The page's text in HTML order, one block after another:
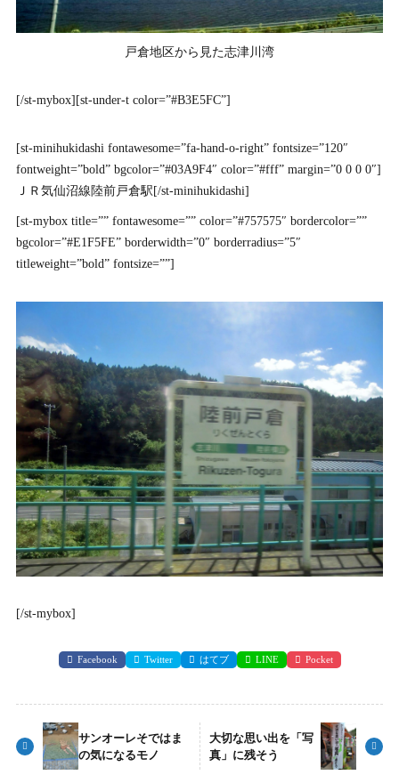
戸倉地区から見た志津川湾
[/st-mybox][st-under-t color=”#B3E5FC”]
[st-minihukidashi fontawesome=”fa-hand-o-right” fontsize=”120″
fontweight=”bold” bgcolor=”#03A9F4″ color=”#fff” margin=”0 0 0 0″]
ＪＲ気仙沼線陸前戸倉駅[/st-minihukidashi]
[st-mybox title=”” fontawesome=”” color=”#757575″ bordercolor=””
bgcolor=”#E1F5FE” borderwidth=”0″ borderradius=”5″
titleweight=”bold” fontsize=””]
[/st-mybox]
Facebook Twitter はてブ LINE Pocket
サンオーレそではま
の気になるモノ
大切な思い出を「写
真」に残そう